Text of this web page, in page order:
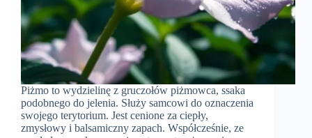
Piżmo to wydzielinę z gruczołów piżmowca, ssaka
podobnego do jelenia. Służy samcowi do oznaczenia
swojego terytorium. Jest cenione za ciepły,
zmysłowy i balsamiczny zapach. Współcześnie, ze